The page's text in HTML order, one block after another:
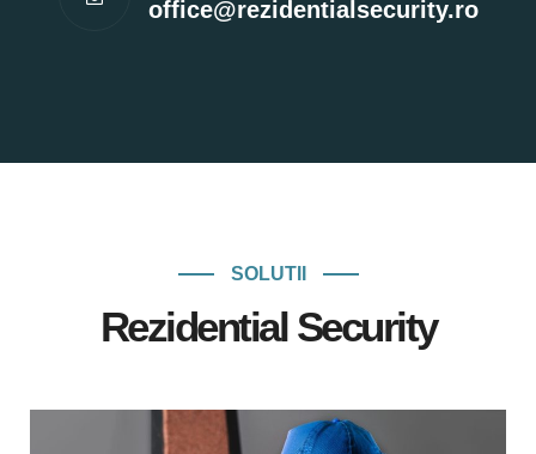
office@rezidentialsecurity.ro
SOLUTII
Rezidential Security